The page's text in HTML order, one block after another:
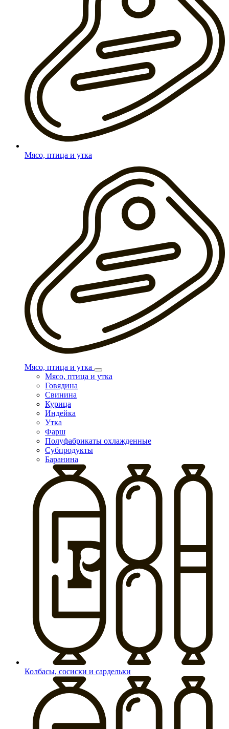
Мясо, птица и утка
Мясо, птица и утка
Мясо, птица и утка
Говядина
Свинина
Курица
Индейка
Утка
Фарш
Полуфабрикаты охлажденные
Субпродукты
Баранина
Колбасы, сосиски и сардельки